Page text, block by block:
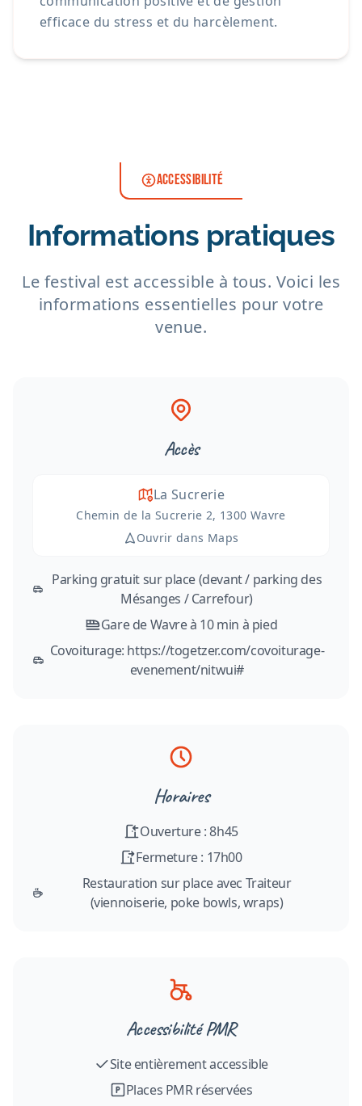
efficace du stress et du harcèlement.
ACCESSIBILITÉ
Informations pratiques
Le festival est accessible à tous. Voici les
informations essentielles pour votre
venue.
Accès
La Sucrerie
Chemin de la Sucrerie 2, 1300 Wavre
Ouvrir dans Maps
Parking gratuit sur place (devant / parking des
Mésanges / Carrefour)
Gare de Wavre à 10 min à pied
Covoiturage: https://togetzer.com/covoiturage-
evenement/nitwui#
Horaires
Ouverture : 8h45
Fermeture : 17h00
Restauration sur place avec Traiteur
(viennoiserie, poke bowls, wraps)
Accessibilité PMR
Site entièrement accessible
Places PMR réservées